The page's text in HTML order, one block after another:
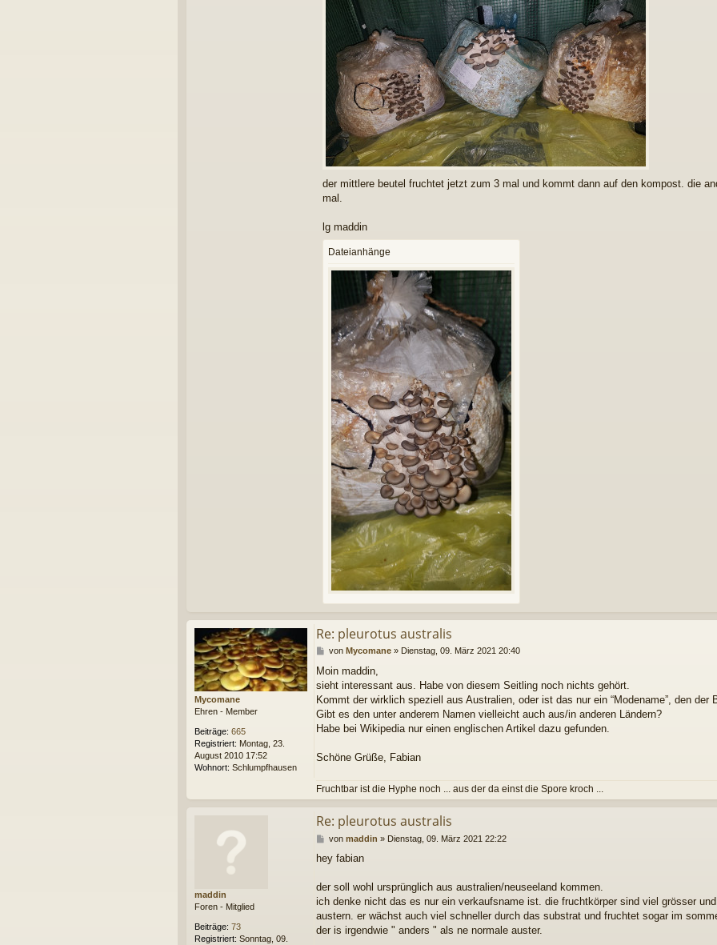
der mittlere beutel fruchtet jetzt zum 3 mal und kommt dann auf den kompost. die
mal.
lg maddin
Dateianhänge
Mycomane
Ehren - Member
Beiträge: 665
Registriert: Montag, 23.
August 2010 17:52
Wohnort: Schlumpfhausen
Re: pleurotus australis
B
i
t
r
a
von Mycomane» Dienstag, 09. März 2021 20:40
Moin maddin,
sieht interessant aus. Habe von diesem Seitling noch nichts gehört.
Kommt der wirklich speziell aus Australien, oder ist das nur ein “Modename”, den der
Gibt es den unter anderem Namen vielleicht auch aus/in anderen Ländern?
Habe bei Wikipedia nur einen englischen Artikel dazu gefunden.
Schöne Grüße, Fabian
Fruchtbar ist die Hyphe noch ... aus der da einst die Spore kroch ...
maddin
Foren - Mitglied
Beiträge: 73
Registriert: Sonntag, 09.
Re: pleurotus australis
B
i
r
a
von maddin » Dienstag, 09. März 2021 22:22
hey fabian
der soll wohl ursprünglich aus australien/neuseeland kommen.
ich denke nicht das es nur ein verkaufsname ist. die fruchtkörper sind viel grösser
austern. er wächst auch viel schneller durch das substrat und fruchtet sogar im
der is irgendwie " anders " als ne normale auster.